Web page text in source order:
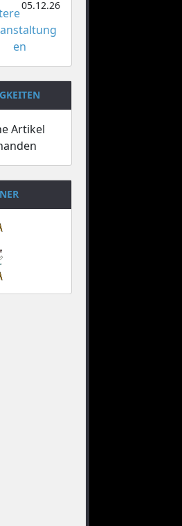
05.12.26
en
Artikel